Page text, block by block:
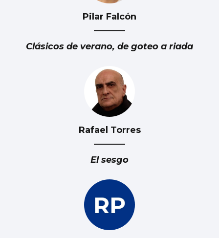
Pilar Falcón
Clásicos de verano, de goteo a riada
Rafael Torres
El sesgo